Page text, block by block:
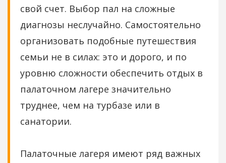
свой счет. Выбор пал на сложные
диагнозы неслучайно. Самостоятельно
организовать подобные путешествия
семьи не в силах: это и дорого, и по
уровню сложности обеспечить отдых в
палаточном лагере значительно
труднее, чем на турбазе или в
санатории.
Палаточные лагеря имеют ряд важных